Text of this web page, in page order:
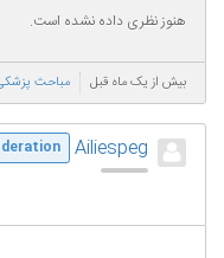
هنوز نظری داده نشده است.
بیش از یک ماه قبل مباحث
Ailiespeg